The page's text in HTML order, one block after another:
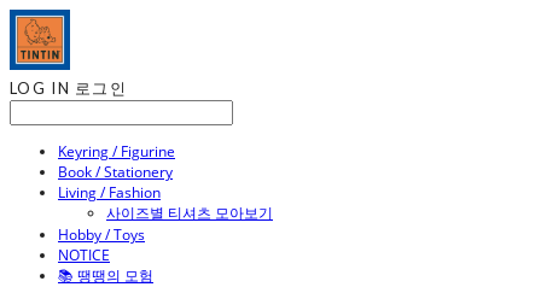
LOG IN 로그인
Keyring / Figurine
Book / Stationery
Living / Fashion
사이즈별 티셔츠 모아보기
Hobby / Toys
NOTICE
📚 땡땡의 모험